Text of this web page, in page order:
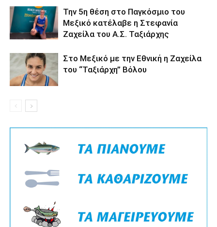
Την 5η θέση στο Παγκόσμιο του
Μεξικό κατέλαβε η Στεφανία
Ζαχείλα του Α.Σ. Ταξιάρχης
Στο Μεξικό με την Εθνική η Ζαχείλα
του “Ταξιάρχη” Βόλου